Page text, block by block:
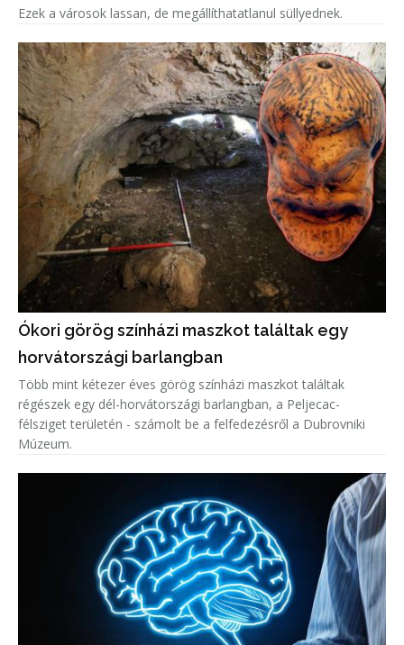
Ezek a városok lassan, de megállíthatatlanul süllyednek.
Ókori görög színházi maszkot találtak egy
horvátországi barlangban
Több mint kétezer éves görög színházi maszkot találtak
régészek egy dél-horvátországi barlangban, a Peljecac-
félsziget területén - számolt be a felfedezésről a Dubrovniki
Múzeum.